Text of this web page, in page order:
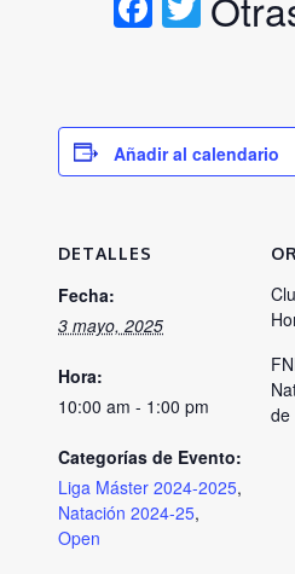
Añadir al calendario
DETALLES
Fecha:
3 mayo, 2025
Hora:
10:00 am - 1:00 pm
Categorías de Evento:
Liga Máster 2024-2025,
Natación 2024-25,
Open
de